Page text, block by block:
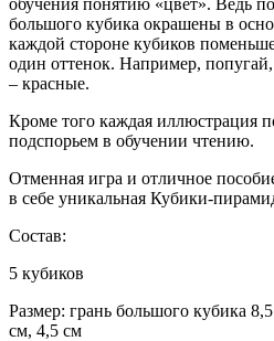
большого кубика окрашены в
каждой стороне кубиков
один оттенок. Например,
– красные.
Кроме того каждая иллюстрация
подспорьем в обучении чтению.
Отменная игра и отличное
в себе уникальная Кубики-
Состав:
5 кубиков
Размер: грань большого кубика
см, 4,5 см